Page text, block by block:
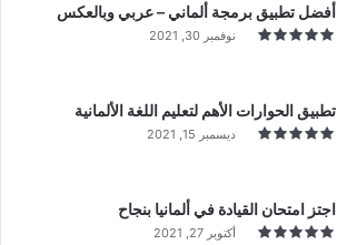
أفضل تطبيق برمجة ألماني – عربي وبالعكس
نوفمبر 30, 2021
تطبيق الحوارات الأهم لتعليم اللغة الألمانية
ديسمبر 15, 2021
اجتز امتحان القيادة في ألمانيا بنجاح
أكتوبر 27, 2021